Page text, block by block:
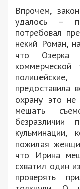
Впрочем,
удалось –
потребовал
некий Роман,
что Озерка
предоставила
охрану это
мешать
безразличии
кульминации,
пожилая
что Ирина
схватил один
проверять